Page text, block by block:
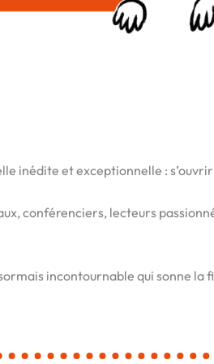
inédite et exceptionnelle :
conférenciers, lecteurs
incontournable qui sonne la